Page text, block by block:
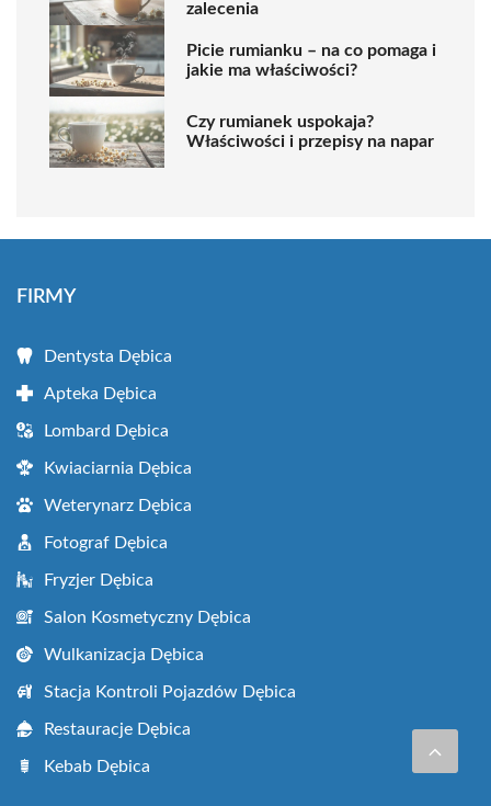
zalecenia
Picie rumianku – na co pomaga i
jakie ma właściwości?
Czy rumianek uspokaja?
Właściwości i przepisy na napar
FIRMY
Dentysta Dębica
Apteka Dębica
Lombard Dębica
Kwiaciarnia Dębica
Weterynarz Dębica
Fotograf Dębica
Fryzjer Dębica
Salon Kosmetyczny Dębica
Wulkanizacja Dębica
Stacja Kontroli Pojazdów Dębica
Restauracje Dębica
Kebab Dębica